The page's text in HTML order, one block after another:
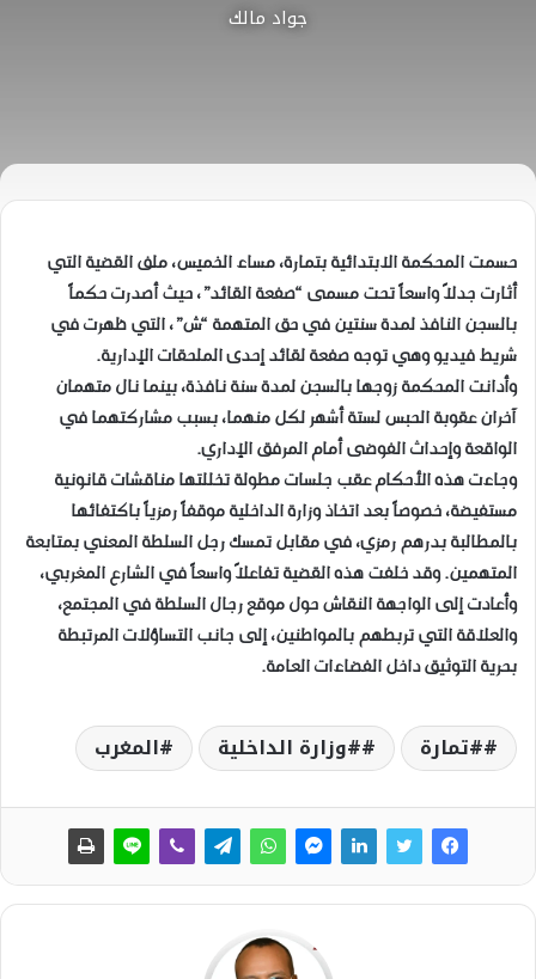
جواد مالك
حسمت المحكمة الابتدائية بتمارة، مساء الخميس، ملف القضية التي
أثارت جدلاً واسعاً تحت مسمى “صفعة القائد”، حيث أصدرت حكماً
بالسجن النافذ لمدة سنتين في حق المتهمة “ش”، التي ظهرت في
شريط فيديو وهي توجه صفعة لقائد إحدى الملحقات الإدارية.
وأدانت المحكمة زوجها بالسجن لمدة سنة نافذة، بينما نال متهمان
آخران عقوبة الحبس لستة أشهر لكل منهما، بسبب مشاركتهما في
الواقعة وإحداث الفوضى أمام المرفق الإداري.
وجاءت هذه الأحكام عقب جلسات مطولة تخللتها مناقشات قانونية
مستفيضة، خصوصاً بعد اتخاذ وزارة الداخلية موقفاً رمزياً باكتفائها
بالمطالبة بدرهم رمزي، في مقابل تمسك رجل السلطة المعني بمتابعة
المتهمين. وقد خلفت هذه القضية تفاعلاً واسعاً في الشارع المغربي،
وأعادت إلى الواجهة النقاش حول موقع رجال السلطة في المجتمع،
والعلاقة التي تربطهم بالمواطنين، إلى جانب التساؤلات المرتبطة
بحرية التوثيق داخل الفضاءات العامة.
#تمارة #وزارة الداخلية المغرب